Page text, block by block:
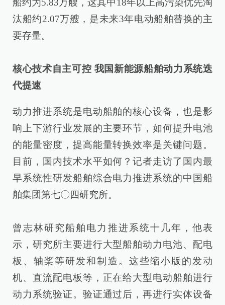
船约为5.83万艘，这其中18年以上高污染优先淘
汰船约2.07万艘，是未来3年电动船舶替换的主
要存量。
核心技术自主可控 我国新能源船舶动力系统迭
代提速
动力推进系统是电动船舶的核心设备，也是影
响上下游行业发展的主要环节，如何提升电池
的能量密度，提高能量转换效率是关键问题。
目前，国内技术水平如何？记者走访了国内最
早系统性研发船舶综合电力推进系统的中国船
舶集团第七〇四研究所。
曾志林研究船舶电力推进系统十几年，他表
示，研究所主要进行大型船舶动力电池、配电
板、轴桨等研发和制造。这些缩小版的发动
机、直流配电板等，正在给大型电动船舶进行
动力系统验证。验证通过后，再进行实体设备